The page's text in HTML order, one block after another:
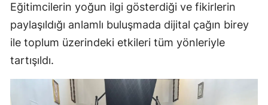
Isparta
Mersin
İzmir
Eğitimcilerin yoğun ilgi gösterdiği ve fikirlerin
paylaşıldığı anlamlı buluşmada dijital çağın birey
ile toplum üzerindeki etkileri tüm yönleriyle
tartışıldı.